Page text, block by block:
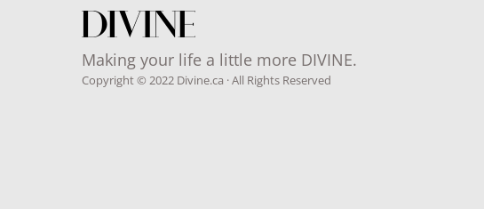
Making your life a little more DIVINE.
Copyright © 2022 Divine.ca · All Rights Reserved